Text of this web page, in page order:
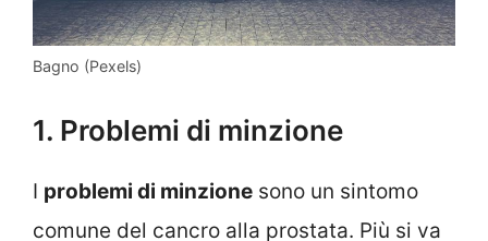
Bagno (Pexels)
1. Problemi di minzione
I problemi di minzione sono un sintomo
comune del cancro alla prostata. Più si va